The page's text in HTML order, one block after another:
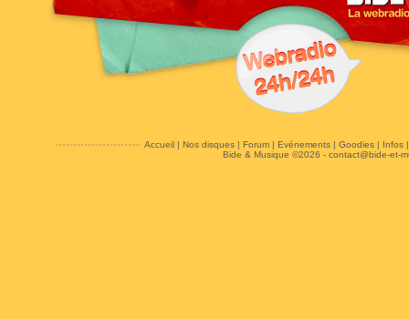
Accueil| Nos disques| Forum| Evénements| Goodies| Infos
Bide & Musique ©2026 - contact@bide-et-